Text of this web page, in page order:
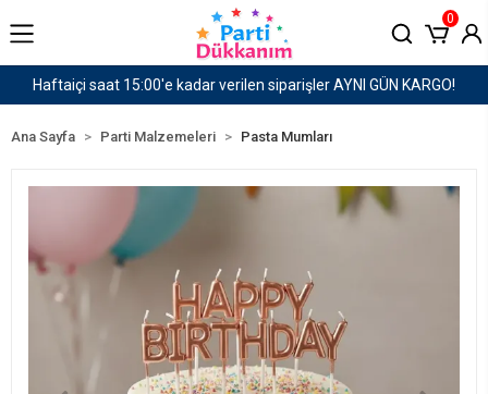
KARGO! 1500 TL ve Üzeri Kargo Ücretsiz!
0
Ana Sayfa Parti Malzemeleri Pasta Mumları